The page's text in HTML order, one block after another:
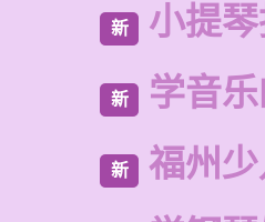
新 小提
新 学音
新
福州